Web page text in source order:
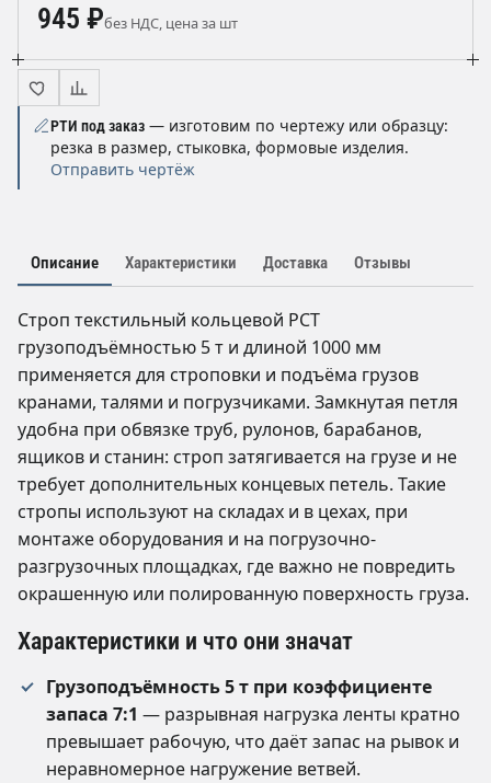
945 ₽без НДС, цена за шт
РТИ под заказ — изготовим по чертежу или образцу:
резка в размер, стыковка, формовые изделия.
Отправить чертёж
Описание Характеристики Доставка Отзывы
Строп текстильный кольцевой РСТ
грузоподъёмностью 5 т и длиной 1000 мм
применяется для строповки и подъёма грузов
кранами, талями и погрузчиками. Замкнутая петля
удобна при обвязке труб, рулонов, барабанов,
ящиков и станин: строп затягивается на грузе и не
требует дополнительных концевых петель. Такие
стропы используют на складах и в цехах, при
монтаже оборудования и на погрузочно-
разгрузочных площадках, где важно не повредить
окрашенную или полированную поверхность груза.
Характеристики и что они значат
Грузоподъёмность 5 т при коэффициенте
запаса 7:1 — разрывная нагрузка ленты кратно
превышает рабочую, что даёт запас на рывок и
неравномерное нагружение ветвей.